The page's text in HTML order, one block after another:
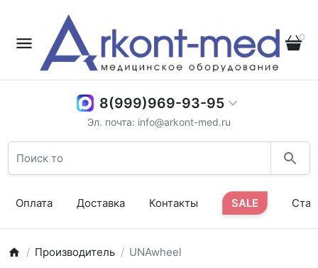
0
8(999)969-93-95
Эл. почта: info@arkont-med.ru
Оплата Доставка Контакты SALE
Производитель UNAwheel